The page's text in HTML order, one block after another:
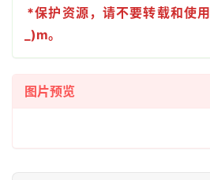
*保护资源，请不要转载和使
_)m。
图片预览